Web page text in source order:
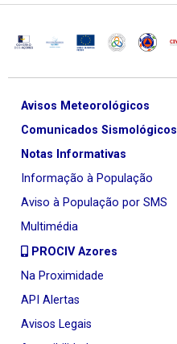
Avisos Meteorológicos
Comunicados Sismológicos
Notas Informativas
Informação à População
Aviso à População por SMS
Multimédia
PROCIV Azores
Na Proximidade
API Alertas
Avisos Legais